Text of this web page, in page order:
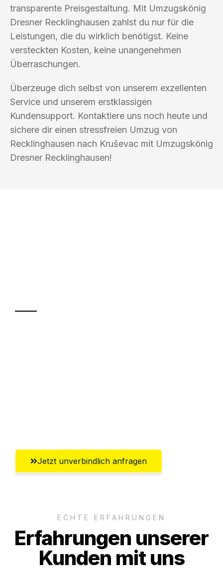
transparente Preisgestaltung. Mit Umzugskönig
Dresner Recklinghausen zahlst du nur für die
Leistungen, die du wirklich benötigst. Keine
versteckten Kosten, keine unangenehmen
Überraschungen.
Überzeuge dich selbst von unserem exzellenten
Service und unserem erstklassigen
Kundensupport. Kontaktiere uns noch heute und
sichere dir einen stressfreien Umzug von
Recklinghausen nach Kruševac mit Umzugskönig
Dresner Recklinghausen!
Jetzt unverbindlich anfragen
ECHTE ERFAHRUNGEN
Erfahrungen unserer
Kunden mit uns